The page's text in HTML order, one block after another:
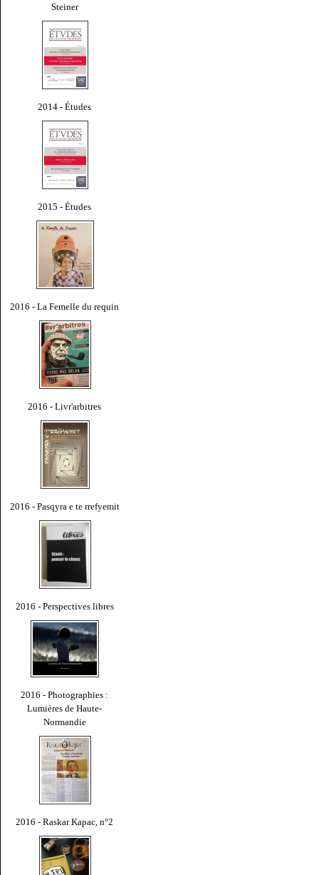
Steiner
2014 - Études
2015 - Études
2016 - La Femelle du requin
2016 - Livr'arbitres
2016 - Pasqyra e te rrefyemit
2016 - Perspectives libres
2016 - Photographies :
Lumières de Haute-
Normandie
2016 - Raskar Kapac, n°2